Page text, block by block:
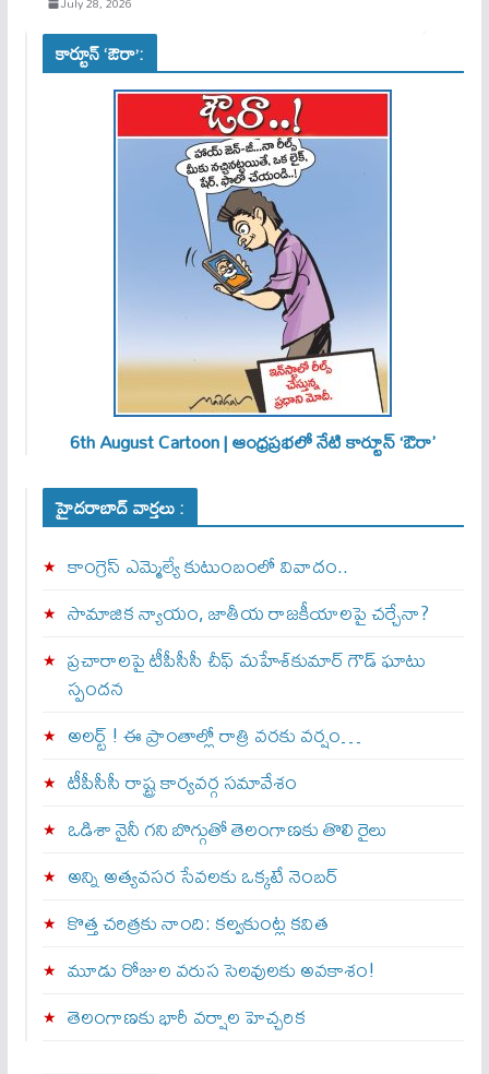
కార్టూన్ ‘ఔరా’:
6th August Cartoon | ఆంధ్రప్రభలో నేటి కార్టూన్ ‘ఔరా’
హైదరాబాద్ వార్తలు :
కాంగ్రెస్ ఎమ్మెల్యే కుటుంబంలో వివాదం..
సామాజిక న్యాయం, జాతీయ రాజకీయాలపై చర్చేనా?
ప్రచారాలపై టీపీసీసీ చీఫ్ మహేశ్‌కుమార్ గౌడ్ ఘాటు
స్పందన
అల‌ర్ట్ ! ఈ ప్రాంతాల్లో రాత్రి వరకు వర్షం…
టీపీసీసీ రాష్ట్ర కార్యవర్గ సమావేశం
ఒడిశా నైనీ గని బొగ్గుతో తెలంగాణకు తొలి రైలు
అన్ని అత్యవసర సేవలకు ఒక్క‌టే నెంబ‌ర్‌
కొత్త చరిత్రకు నాంది: క‌ల్వ‌కుంట్ల కవిత
మూడు రోజుల వరుస సెలవులకు అవకాశం!
తెలంగాణకు భారీ వర్షాల హెచ్చరిక